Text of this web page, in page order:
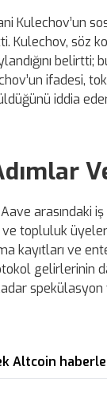
Kulechov’un
Kulechov, söz
ifadesi,
iddia
arasındaki
ve topluluk
kayıtları ve
gelirlerinin
spekülasyon
Altcoin